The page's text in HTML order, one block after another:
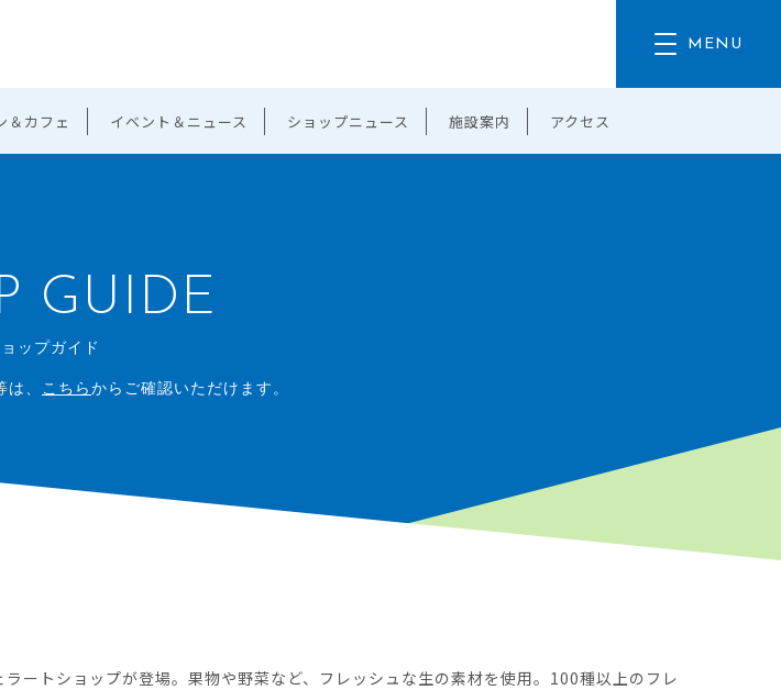
＆カフェ イベント＆ニュース ショップニュース 施設案内 アクセス
GUIDE
ップガイド
、 こちら からご確認いただけます。
ートショップが登場。果物や野菜など、フレッシュな生の素材を使用。100種以上のフレ